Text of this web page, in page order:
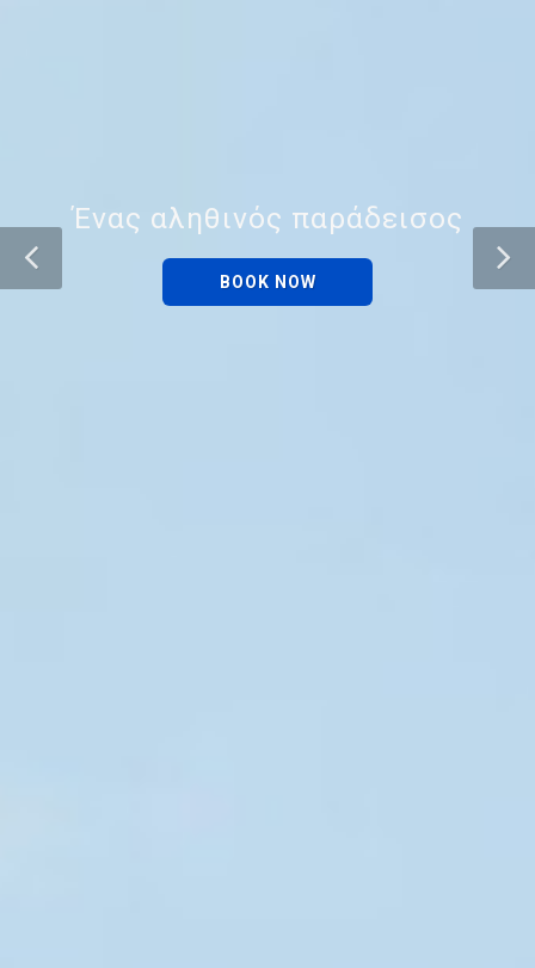
Ένας αληθινός παράδεισος
BOOK NOW